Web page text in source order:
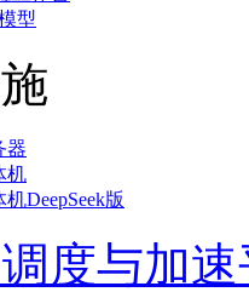
型
器
机
DeepSeek版
度与加